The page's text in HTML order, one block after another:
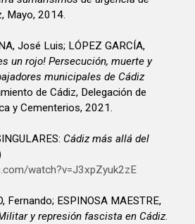
Mayo, 2014.
José Luis; LÓPEZ GARCÍA,
Persecución, muerte y
municipales de Cádiz
de Cádiz, Delegación de
y Cementerios, 2021.
Cádiz más allá del
watch?v=J3xpZyuk2zE
Fernando; ESPINOSA MAESTRE,
y represión fascista en Cádiz.